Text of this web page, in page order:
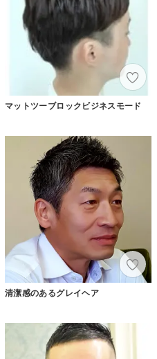
マットツーブロックビジネスモード
清潔感のあるグレイヘア